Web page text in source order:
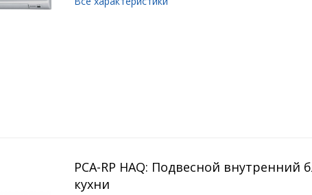
PCA-RP HAQ: Подвесной внутренний
кухни